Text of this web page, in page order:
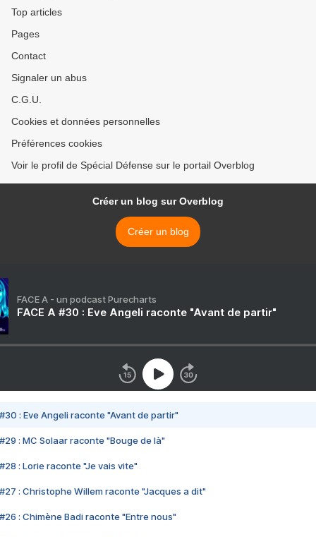
Top articles
Pages
Contact
Signaler un abus
C.G.U.
Cookies et données personnelles
Préférences cookies
Voir le profil de Spécial Défense sur le portail Overblog
Créer un blog sur Overblog
Créer un blog
FACE A - un podcast Purecharts
FACE A #30 : Eve Angeli raconte "Avant de partir"
#30 : Eve Angeli raconte "Avant de partir"
#29 : MC Solaar raconte "Bouge de là"
#28 : Lorie raconte "Je vais vite"
#27 : Christophe Willem raconte "Jacques a dit"
#26 : Chimène Badi raconte "Entre nous"